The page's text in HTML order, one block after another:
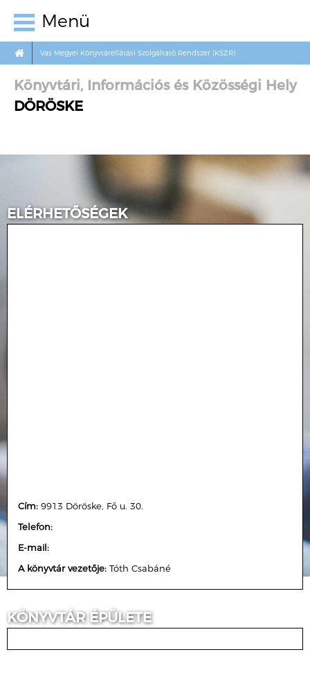
Menü
Vas Megyei Könyvtárellátási Szolgáltató Rendszer (KSZR)
Könyvtári, Információs és Közösségi Hely
DÖRÖSKE
ELÉRHETŐSÉGEK
Cím: 9913 Döröske, Fő u. 30.
Telefon:
E-mail:
A könyvtár vezetője: Tóth Csabáné
KÖNYVTÁR ÉPÜLETE